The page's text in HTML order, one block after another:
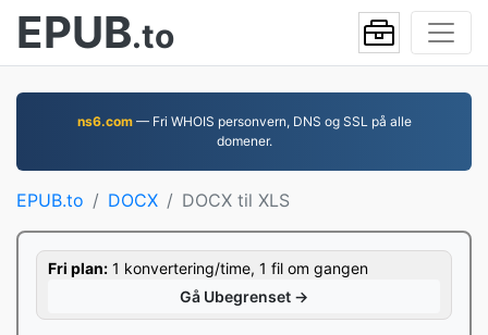
EPUB.to
ns6.com— Fri WHOIS personvern, DNS og SSL på alle
domener.
EPUB.to DOCX DOCX til XLS
Fri plan: 1 konvertering/time, 1 fil om gangen
Gå Ubegrenset →